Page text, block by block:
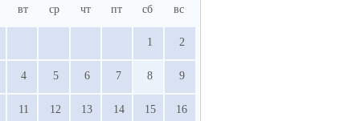
вт ср чт пт сб вс
1 2
4 5 6 7 8 9
11 12 13 14 15 16